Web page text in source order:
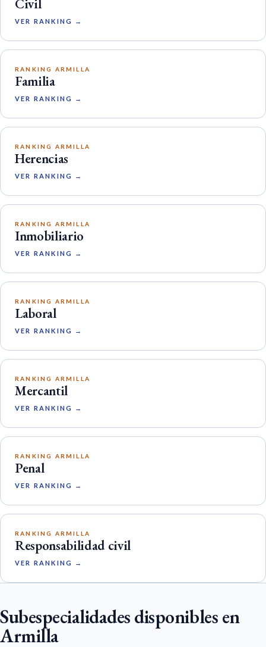
Civil
VER RANKING →
RANKING ARMILLA
Familia
VER RANKING →
RANKING ARMILLA
Herencias
VER RANKING →
RANKING ARMILLA
Inmobiliario
VER RANKING →
RANKING ARMILLA
Laboral
VER RANKING →
RANKING ARMILLA
Mercantil
VER RANKING →
RANKING ARMILLA
Penal
VER RANKING →
RANKING ARMILLA
Responsabilidad civil
VER RANKING →
Subespecialidades disponibles en
Armilla